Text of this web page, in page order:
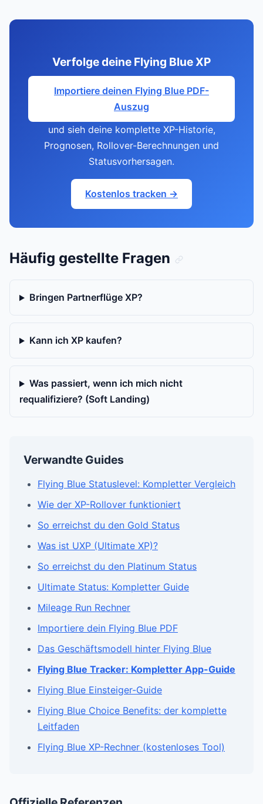
Verfolge deine Flying Blue XP
Importiere deinen Flying Blue PDF-
Auszug
und sieh deine komplette XP-Historie,
Prognosen, Rollover-Berechnungen und
Statusvorhersagen.
Kostenlos tracken →
Häufig gestellte Fragen
Bringen Partnerflüge XP?
Kann ich XP kaufen?
Was passiert, wenn ich mich nicht
requalifiziere? (Soft Landing)
Verwandte Guides
Flying Blue Statuslevel: Kompletter Vergleich
Wie der XP-Rollover funktioniert
So erreichst du den Gold Status
Was ist UXP (Ultimate XP)?
So erreichst du den Platinum Status
Ultimate Status: Kompletter Guide
Mileage Run Rechner
Importiere dein Flying Blue PDF
Das Geschäftsmodell hinter Flying Blue
Flying Blue Tracker: Kompletter App-Guide
Flying Blue Einsteiger-Guide
Flying Blue Choice Benefits: der komplette
Leitfaden
Flying Blue XP-Rechner (kostenloses Tool)